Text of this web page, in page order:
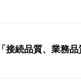
接続品質、業務